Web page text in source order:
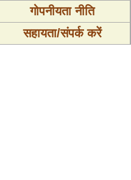
गोपनीयता नीति
सहायता/संपर्क करें